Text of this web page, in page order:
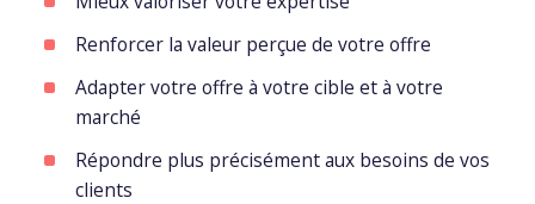
Renforcer la valeur perçue de votre offre
Adapter votre offre à votre cible et à votre
marché
Répondre plus précisément aux besoins de vos
clients